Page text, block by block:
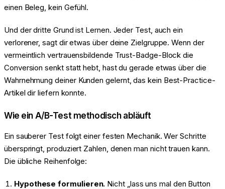
einen Beleg, kein Gefühl.
Und der dritte Grund ist Lernen. Jeder Test, auch ein
verlorener, sagt dir etwas über deine Zielgruppe. Wenn der
vermeintlich vertrauensbildende Trust-Badge-Block die
Conversion senkt statt hebt, hast du gerade etwas über die
Wahrnehmung deiner Kunden gelernt, das kein Best-Practice-
Artikel dir liefern konnte.
Wie ein A/B-Test methodisch abläuft
Ein sauberer Test folgt einer festen Mechanik. Wer Schritte
überspringt, produziert Zahlen, denen man nicht trauen kann.
Die übliche Reihenfolge:
Hypothese formulieren. Nicht „lass uns mal den Button